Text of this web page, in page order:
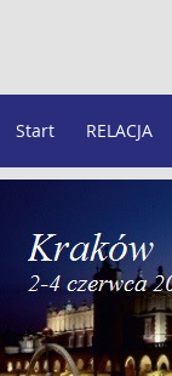
Start RELACJA